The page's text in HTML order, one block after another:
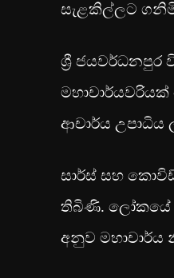
සැළකිල්ලට
ශ්‍රී ජයවර්ධනපුර
ආචාර්ය උපාධිය
සාර්ස් සහ
තිබිණි. ලෝකයේ
අනුව